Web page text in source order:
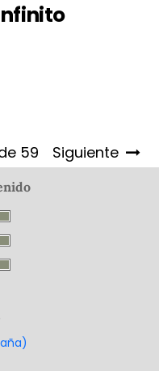
59 Siguiente